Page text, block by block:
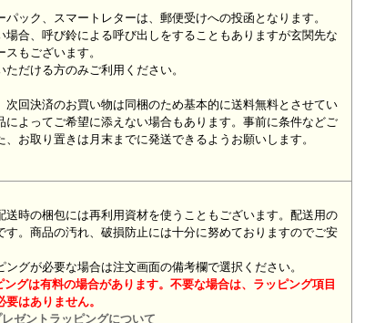
パック、スマートレターは、郵便受けへの投函となります。
場合、呼び鈴による呼び出しをすることもありますが玄関先な
もございます。
だける方のみご利用ください。
次回決済のお買い物は同梱のため基本的に送料無料とさせてい
によってご希望に添えない場合もあります。事前に条件などご
、お取り置きは月末までに発送できるようお願いします。
時の梱包には再利用資材を使うこともございます。配送用の
す。商品の汚れ、破損防止には十分に努めておりますのでご安
グが必要な場合は注文画面の備考欄で選択ください。
ングは有料の場合があります。不要な場合は、ラッピング項目
はありません。
レゼントラッピングについて